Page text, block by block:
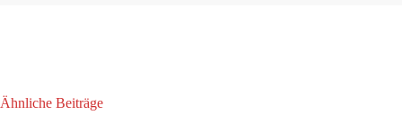
Ähnliche Beiträge